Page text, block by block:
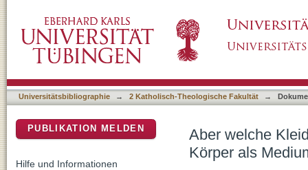
Moraldiskurse des 19. und 20. Jahrhunderts
Universitätsbibliographie → 2 Katholisch-Theologische Fakultät →
Aber welche
Körper als
PUBLIKATION MELDEN
Hilfe und Informationen